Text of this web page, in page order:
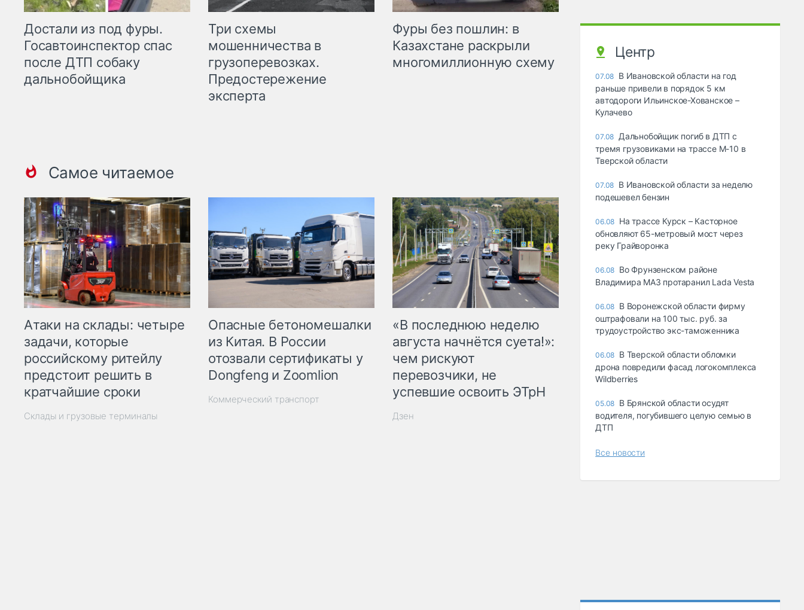
Достали из под фуры.
Госавтоинспектор спас
после ДТП собаку
дальнобойщика
Три схемы
мошенничества в
грузоперевозках.
Предостережение
эксперта
Фуры без пошлин: в
Казахстане раскрыли
многомиллионную схему
Самое читаемое
Атаки на склады: четыре
задачи, которые
российскому ритейлу
предстоит решить в
кратчайшие сроки
Склады и грузовые терминалы
Опасные бетономешалки
из Китая. В России
отозвали сертификаты у
Dongfeng и Zoomlion
Коммерческий транспорт
«В последнюю неделю
августа начнётся суета!»:
чем рискуют
перевозчики, не
успевшие освоить ЭТрН
Дзен
Центр
07.08 В Ивановской области на год
раньше привели в порядок 5 км
автодороги Ильинское-Хованское –
Кулачево
07.08 Дальнобойщик погиб в ДТП с
тремя грузовиками на трассе М-10 в
Тверской области
07.08 В Ивановской области за неделю
подешевел бензин
06.08 На трассе Курск – Касторное
обновляют 65-метровый мост через
реку Грайворонка
06.08 Во Фрунзенском районе
Владимира МАЗ протаранил Lada Vesta
06.08 В Воронежской области фирму
оштрафовали на 100 тыс. руб. за
трудоустройство экс-таможенника
06.08 В Тверской области обломки
дрона повредили фасад логокомплекса
Wildberries
05.08 В Брянской области осудят
водителя, погубившего целую семью в
ДТП
Все новости